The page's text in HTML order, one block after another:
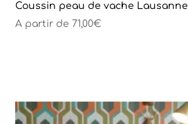
Coussin peau de vache Lausanne
A partir de 71,00€